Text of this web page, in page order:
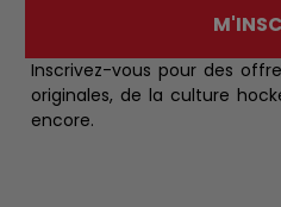
Inscrivez-vous pour des
originales, de la culture
encore.